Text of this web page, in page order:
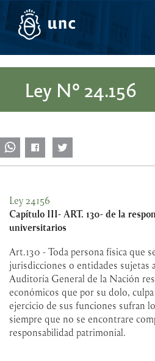
Pasar
contenido
Ley Nº 24.156
Ley 24156
Capítulo III- ART. 130- de la
universitarios
Art.130 - Toda persona física que
jurisdicciones o entidades sujetas
Auditoría General de la Nación
económicos que por su dolo,
ejercicio de sus funciones sufran
siempre que no se encontrare
responsabilidad patrimonial.